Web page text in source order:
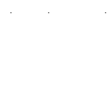
les rythmes